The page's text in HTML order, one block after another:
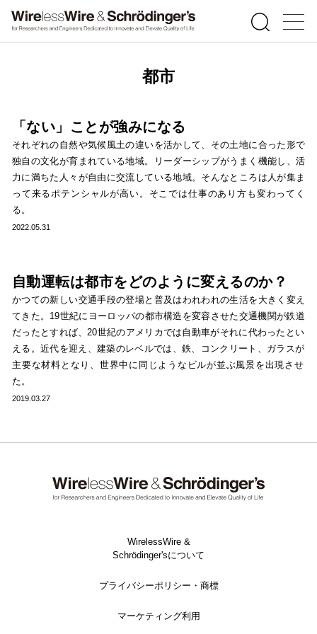
都市
「ない」ことが強みになる
それぞれの自然や気候風土の違いを活かして、その土地に合った形で
独自の文化が育まれている地域。リーダーシップがうまく機能し、活
力に満ちた人々が自由に交流している地域。そんなところは人が集ま
って来るポテンシャルが高い。そこでは仕事のあり方も変わってく
る。
2022.05.31
自動運転は都市をどのように変えるのか？
かつての新しい交通手段の登場と普及はわれわれの生活を大きく変え
てきた。19世紀にヨーロッパの都市構造を変容させた交通機関が鉄道
だったとすれば、20世紀のアメリカでは自動車がそれに代わったとい
える。近代を迎え、建築のレベルでは、鉄、コンクリート、ガラスが
主要な材料となり、世界中に同じようなビルが並ぶ風景を出現させ
た。
2019.03.27
WirelessWire &
Schrödinger'sについて
プライバシーポリシー・商標
マーケティング利用